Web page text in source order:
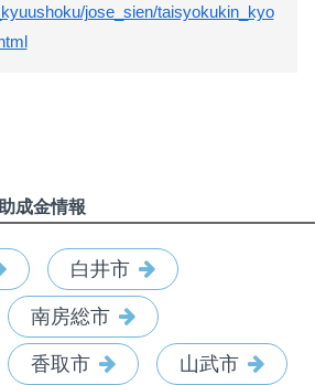
jose_sien/taisyokukin_kyo
成金情報
白井市
南房総市
香取市 山武市